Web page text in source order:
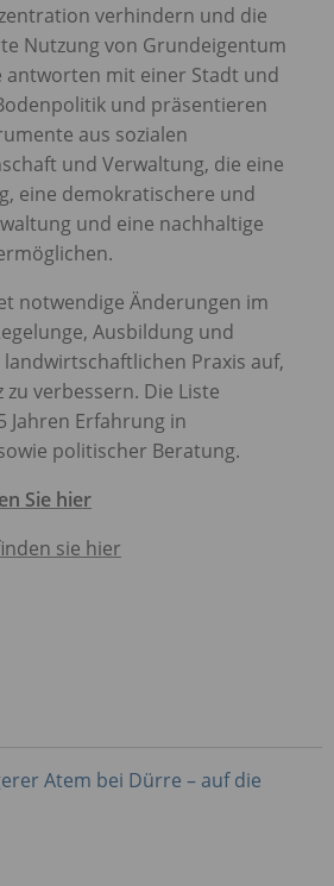
verhindern und die
Nutzung von Grundeigentum
antworten mit einer Stadt und
und präsentieren
aus sozialen
und Verwaltung, die eine
eine demokratischere und
und eine nachhaltige
notwendige Änderungen im
Ausbildung und
Praxis auf,
verbessern. Die Liste
Jahren Erfahrung in
politischer Beratung.
Sie hier
sie hier
Atem bei Dürre – auf die